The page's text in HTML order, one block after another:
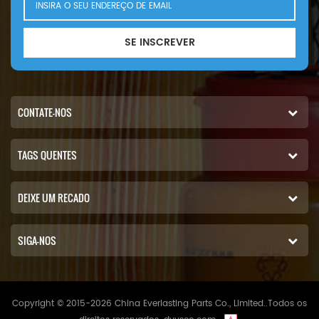
SE INSCREVER
CONTATE-NOS
TAGS QUENTES
DEIXE UM RECADO
SIGA-NOS
Copyright © 2015-2026 China Everlasting Parts Co., Limited..Todos os